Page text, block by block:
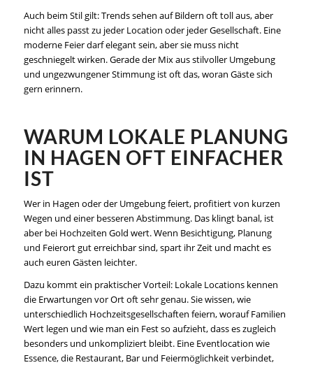
Auch beim Stil gilt: Trends sehen auf Bildern oft toll aus, aber
nicht alles passt zu jeder Location oder jeder Gesellschaft. Eine
moderne Feier darf elegant sein, aber sie muss nicht
geschniegelt wirken. Gerade der Mix aus stilvoller Umgebung
und ungezwungener Stimmung ist oft das, woran Gäste sich
gern erinnern.
WARUM LOKALE PLANUNG
IN HAGEN OFT EINFACHER
IST
Wer in Hagen oder der Umgebung feiert, profitiert von kurzen
Wegen und einer besseren Abstimmung. Das klingt banal, ist
aber bei Hochzeiten Gold wert. Wenn Besichtigung, Planung
und Feierort gut erreichbar sind, spart ihr Zeit und macht es
auch euren Gästen leichter.
Dazu kommt ein praktischer Vorteil: Lokale Locations kennen
die Erwartungen vor Ort oft sehr genau. Sie wissen, wie
unterschiedlich Hochzeitsgesellschaften feiern, worauf Familien
Wert legen und wie man ein Fest so aufzieht, dass es zugleich
besonders und unkompliziert bleibt. Eine Eventlocation wie
Essence, die Restaurant, Bar und Feiermöglichkeit verbindet,